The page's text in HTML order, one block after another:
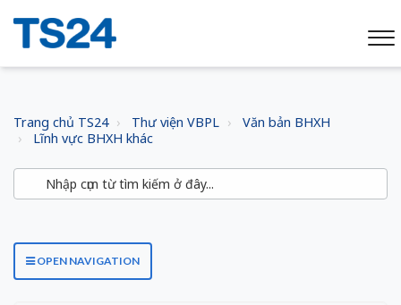
Trang chủ TS24 Thư viện VBPL
Văn bản BHXH
Lĩnh vực BHXH khác
OPEN NAVIGATION